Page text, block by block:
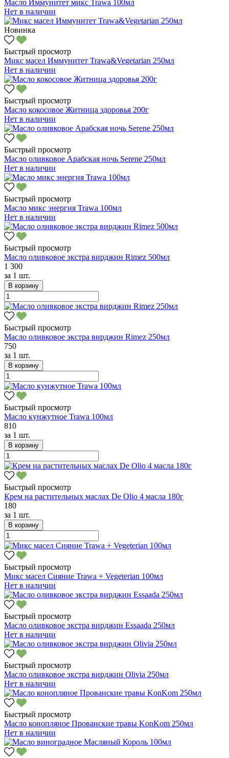
Масло Иммунитет микс Trawa 100мл
Нет в наличии
Новинка
Быстрый просмотр
Микс масел Иммунитет Trawa&Vegetarian 250мл
Нет в наличии
Быстрый просмотр
Масло кокосовое Житница здоровья 200г
Нет в наличии
Быстрый просмотр
Масло оливковое Арабская ночь Serene 250мл
Нет в наличии
Быстрый просмотр
Масло микс энергия Trawa 100мл
Нет в наличии
Быстрый просмотр
Масло оливковое экстра вирджин Rimez 500мл
1 300
за 1 шт.
В корзину
Быстрый просмотр
Масло оливковое экстра вирджин Rimez 250мл
750
за 1 шт.
В корзину
Быстрый просмотр
Масло кунжутное Trawa 100мл
810
за 1 шт.
В корзину
Быстрый просмотр
Крем на растительных маслах De Оlio 4 масла 180г
180
за 1 шт.
В корзину
Быстрый просмотр
Микс масел Сияние Trawa + Vegeterian 100мл
Нет в наличии
Быстрый просмотр
Масло оливковое экстра вирджин Essaada 250мл
Нет в наличии
Быстрый просмотр
Масло оливковое экстра вирджин Olivia 250мл
Нет в наличии
Быстрый просмотр
Масло конопляное Прованские травы KonKom 250мл
Нет в наличии